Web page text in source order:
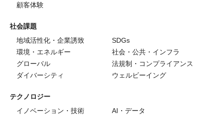
顧客体験
社会課題
地域活性化・企業誘致
SDGs
環境・エネルギー
社会・公共・インフラ
グローバル
法規制・コンプライアンス
ダイバーシティ
ウェルビーイング
テクノロジー
イノベーション・技術
AI・データ